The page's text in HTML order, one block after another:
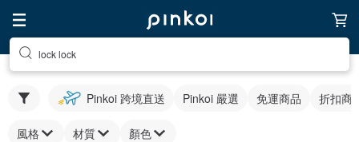
lock lock
Pinkoi 跨境直送 Pinkoi 嚴選 免運商品 折扣商
風格 材質 顏色